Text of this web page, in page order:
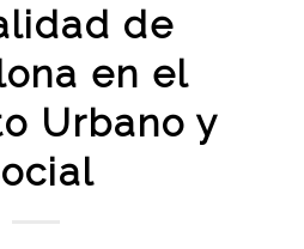
de
en el
Urbano y